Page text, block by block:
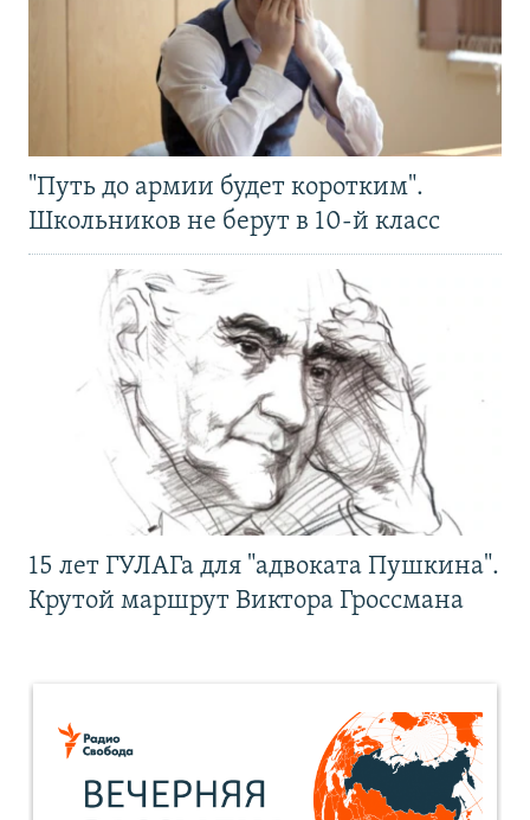
"Путь до армии будет коротким".
Школьников не берут в 10-й класс
15 лет ГУЛАГа для "адвоката Пушкина".
Крутой маршрут Виктора Гроссмана